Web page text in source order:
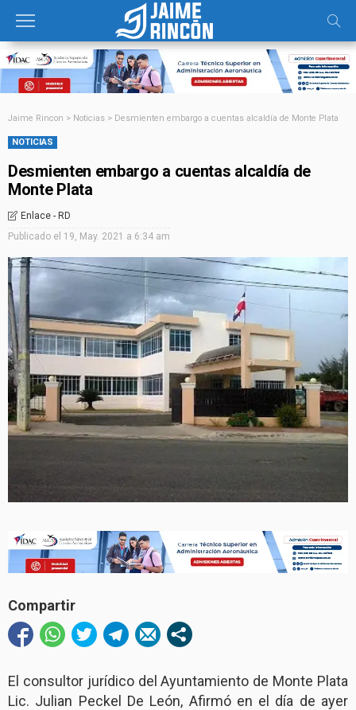
Jaime Rincon > Noticias > Desmienten embargo a cuentas alcaldía de Monte Plata
NOTICIAS
Desmienten embargo a cuentas alcaldía de
Monte Plata
Enlace - RD
Publicado el 19, May. 2021 a 6:34 am
Compartir
El consultor jurídico del Ayuntamiento de Monte Plata
Lic. Julian Peckel De León, Afirmó en el día de ayer